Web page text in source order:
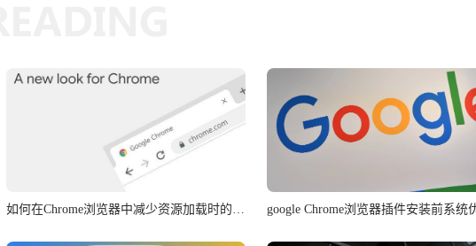
如何在Chrome浏览器中减少资源加载时的干扰